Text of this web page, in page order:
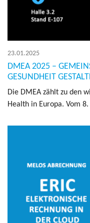
23.01.2025
DMEA 2025 –
GESUNDHEIT
Die DMEA zählt zu den
Health in Eu­ro­pa. Vom